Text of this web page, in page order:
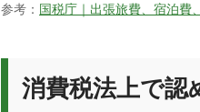
参考： 国税庁｜出張旅費、宿泊費
消費税法上で認